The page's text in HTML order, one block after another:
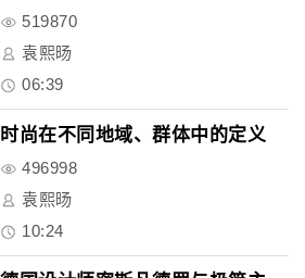
519870
袁熙旸
06:39
时尚在不同地域、群体中的定义
496998
袁熙旸
10:24